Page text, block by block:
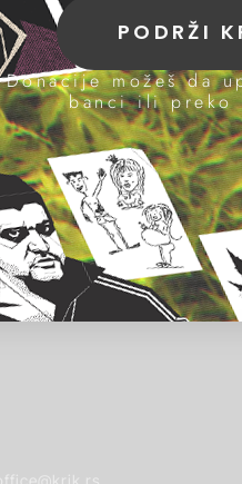
office@krik.rs
PODRŽI
Donacije možeš da
banci ili preko